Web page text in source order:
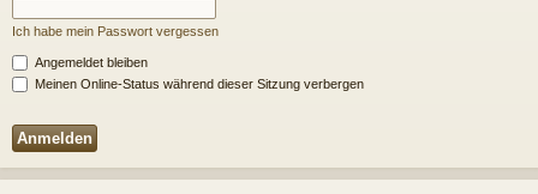
Ich habe mein Passwort vergessen
Angemeldet bleiben
Meinen Online-Status während dieser Sitzung verbergen